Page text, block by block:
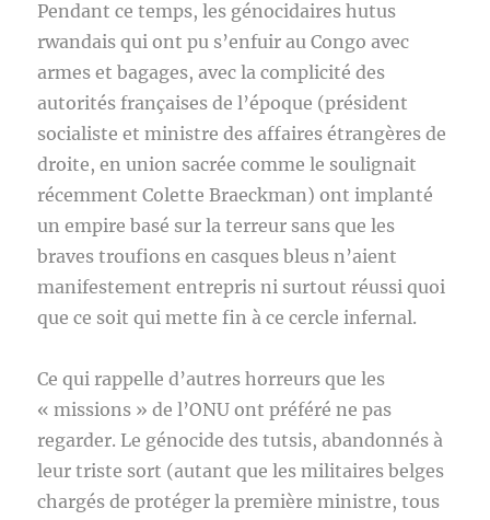
Pendant ce temps, les génocidaires hutus
rwandais qui ont pu s’enfuir au Congo avec
armes et bagages, avec la complicité des
autorités françaises de l’époque (président
socialiste et ministre des affaires étrangères de
droite, en union sacrée comme le soulignait
récemment Colette Braeckman) ont implanté
un empire basé sur la terreur sans que les
braves troufions en casques bleus n’aient
manifestement entrepris ni surtout réussi quoi
que ce soit qui mette fin à ce cercle infernal.
Ce qui rappelle d’autres horreurs que les
« missions » de l’ONU ont préféré ne pas
regarder. Le génocide des tutsis, abandonnés à
leur triste sort (autant que les militaires belges
chargés de protéger la première ministre, tous